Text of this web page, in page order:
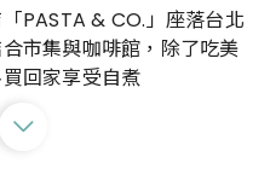
PASTA & CO.」座落台北
市集與咖啡館，除了吃美
回家享受自煮